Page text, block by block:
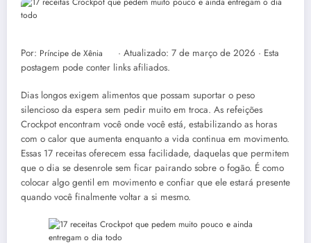
Por: Príncipe de Xênia · Atualizado: 7 de março de 2026 · Esta
postagem pode conter links afiliados.
Dias longos exigem alimentos que possam suportar o peso
silencioso da espera sem pedir muito em troca. As refeições
Crockpot encontram você onde você está, estabilizando as horas
com o calor que aumenta enquanto a vida continua em movimento.
Essas 17 receitas oferecem essa facilidade, daquelas que permitem
que o dia se desenrole sem ficar pairando sobre o fogão. É como
colocar algo gentil em movimento e confiar que ele estará presente
quando você finalmente voltar a si mesmo.